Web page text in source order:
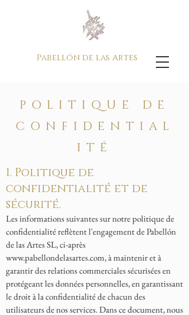
Pabellón de las Artes
POLITIQUE DE
CONFIDENTIAL
ITÉ
1. Politique de
confidentialité et de
sécurité.
Les informations suivantes sur notre politique de
confidentialité reflètent l'engagement de Pabellón
de las Artes SL, ci-après
www.pabellondelasartes.com, à maintenir et à
garantir des relations commerciales sécurisées en
protégeant les données personnelles, en garantissant
le droit à la confidentialité de chacun des
utilisateurs de nos services. Dans ce document, nous